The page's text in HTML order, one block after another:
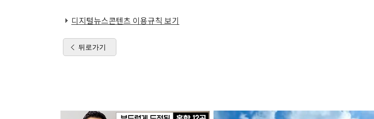
디지털뉴스콘텐츠 이용규칙 보기
뒤로가기